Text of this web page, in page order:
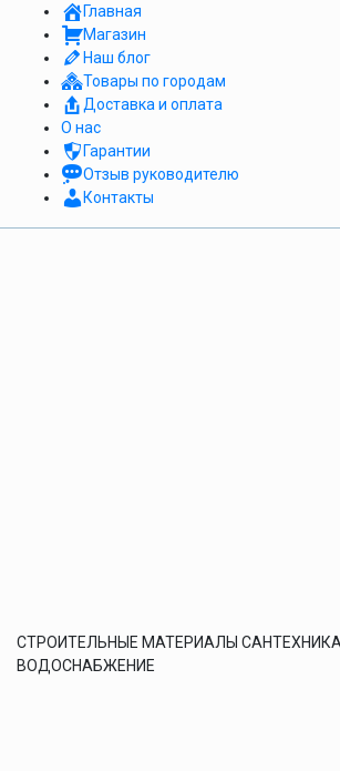
Главная
Магазин
Наш блог
Товары по городам
Доставка и оплата
О нас
Гарантии
Отзыв руководителю
Контакты
СТРОИТЕЛЬНЫЕ МАТЕРИАЛЫ
ВОДОСНАБЖЕНИЕ